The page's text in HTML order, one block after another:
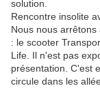
solution.
Rencontre insolite
Nous nous
: le scooter
Life. Il n'est pas
présentation. C'est
circule dans les